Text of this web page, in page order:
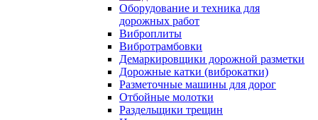
Оборудование и техника для
дорожных работ
Виброплиты
Вибротрамбовки
Демаркировщики дорожной разметки
Дорожные катки (виброкатки)
Разметочные машины для дорог
Отбойные молотки
Раздельщики трещин